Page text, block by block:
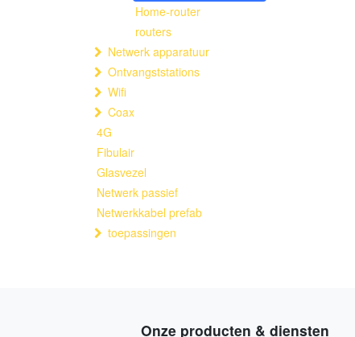
Home-router
routers
Netwerk apparatuur
Ontvangststations
Wifi
Coax
4G
Fibulair
Glasvezel
Netwerk passief
Netwerkkabel prefab
toepassingen
Onze producten & diensten